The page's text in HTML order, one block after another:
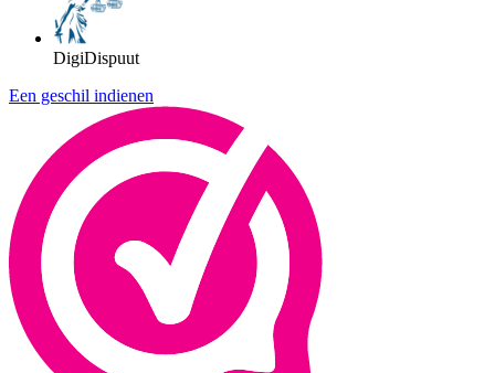
DigiDispuut
Een geschil indienen